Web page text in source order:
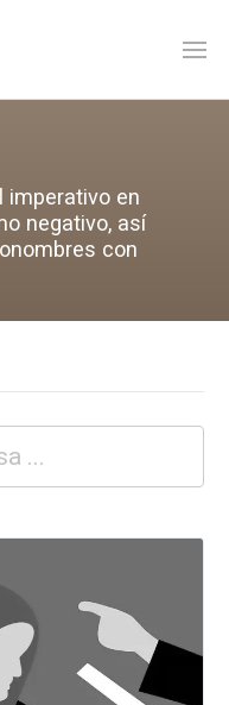
imperativo en
negativo, así
con